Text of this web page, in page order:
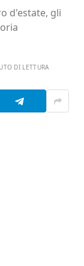
d'estate, gli
DI LETTURA